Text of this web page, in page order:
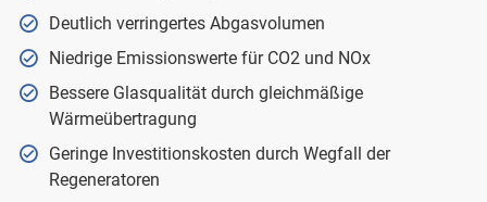
Deutlich verringertes Abgasvolumen
Niedrige Emissionswerte für CO2 und NOx
Bessere Glasqualität durch gleichmäßige
Wärmeübertragung
Geringe Investitionskosten durch Wegfall der
Regeneratoren